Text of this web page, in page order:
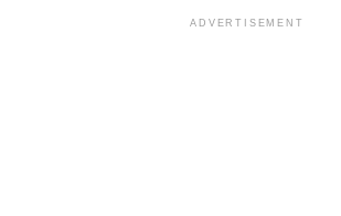
ADVERTISEMENT